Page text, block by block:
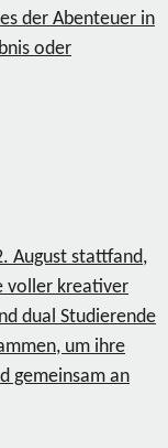
der Abenteuer in
oder
August stattfand,
voller kreativer
dual Studierende
um ihre
gemeinsam an